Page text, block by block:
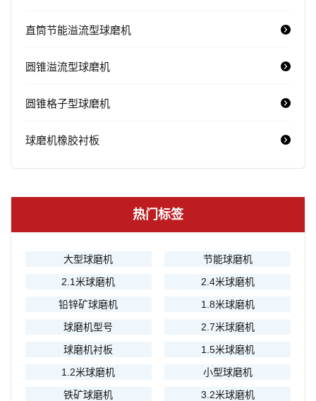
直筒节能溢流型球磨机
圆锥溢流型球磨机
圆锥格子型球磨机
球磨机橡胶衬板
热门标签
大型球磨机
节能球磨机
2.1米球磨机
2.4米球磨机
铅锌矿球磨机
1.8米球磨机
球磨机型号
2.7米球磨机
球磨机衬板
1.5米球磨机
1.2米球磨机
小型球磨机
铁矿球磨机
3.2米球磨机